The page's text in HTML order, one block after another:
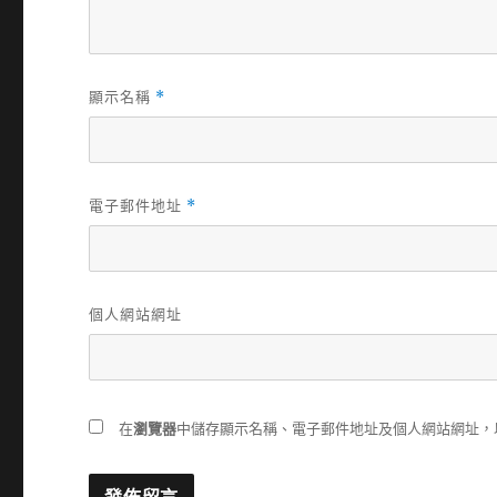
顯示名稱 *
電子郵件地址 *
個人網站網址
在瀏覽器中儲存顯示名稱、電子郵件地址及個人網站網址